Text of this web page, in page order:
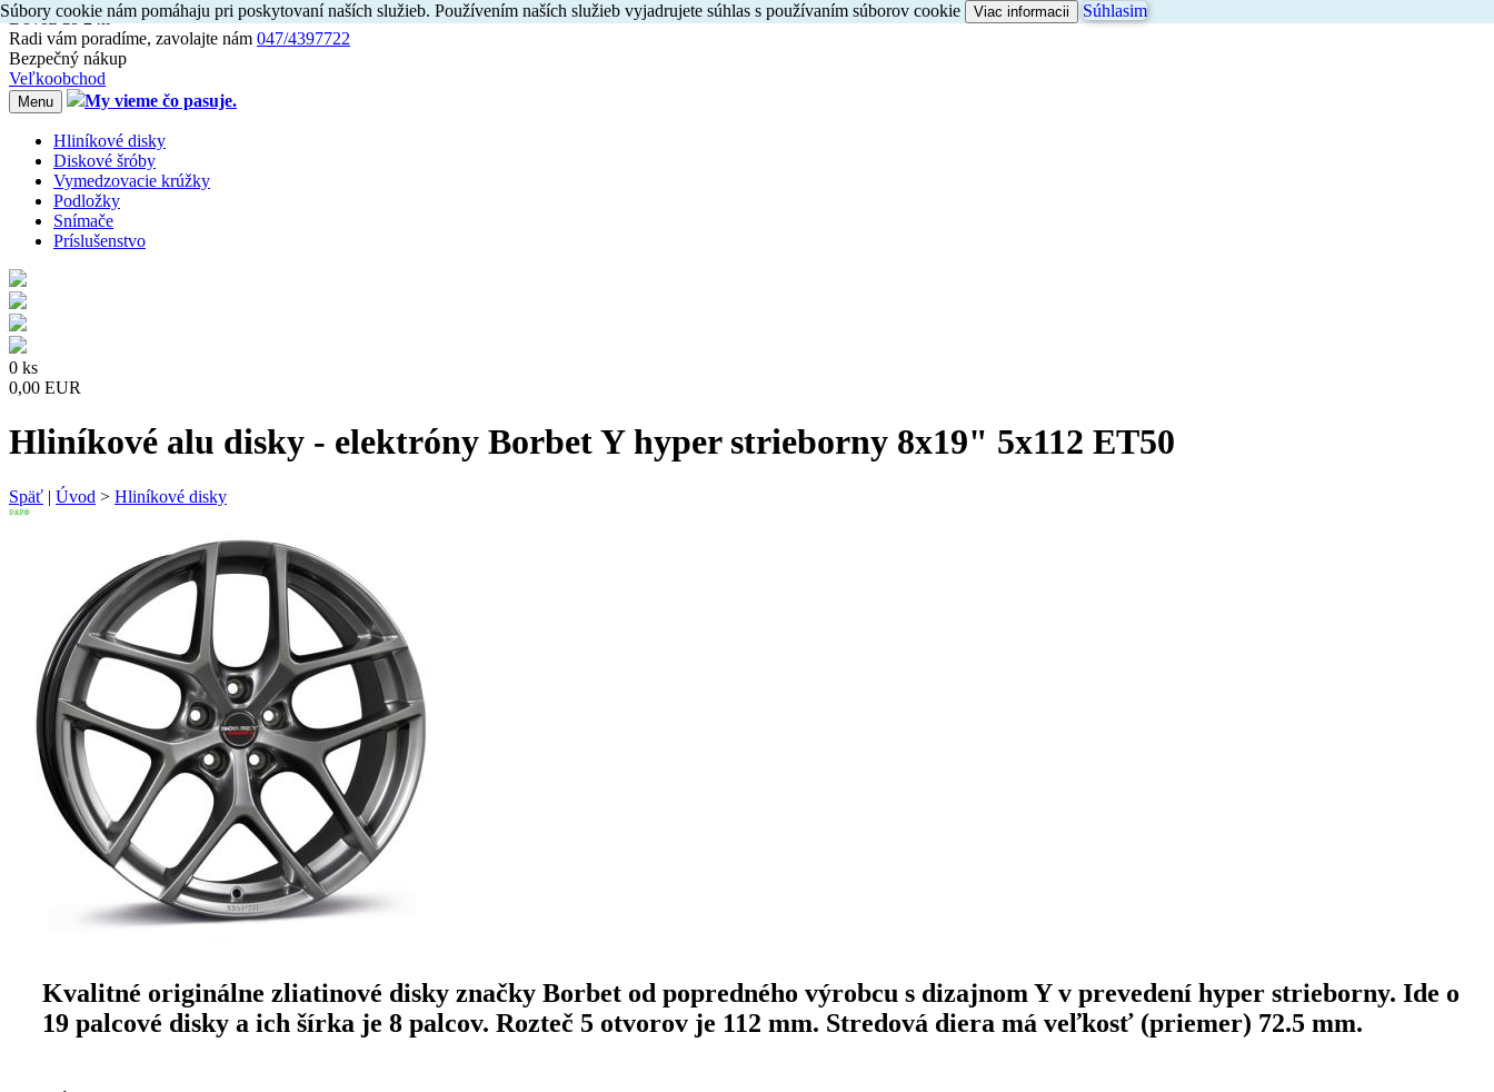
Dovoz do 24h
Radi vám poradíme, zavolajte nám 047/4397722
Bezpečný nákup
Veľkoobchod
Menu My vieme čo pasuje.
Hliníkové disky
Diskové šróby
Vymedzovacie krúžky
Podložky
Snímače
Príslušenstvo
0 ks
0,00 EUR
Hliníkové alu disky - elektróny Borbet Y hyper strieborny 8x19" 5x112 ET50
Späť | Úvod > Hliníkové disky
Kvalitné originálne zliatinové disky značky Borbet od popredného výrobcu s dizajnom Y v prevedení hyper strieborny. Ide o
19 palcové disky a ich šírka je 8 palcov. Rozteč 5 otvorov je 112 mm. Stredová diera má veľkosť (priemer) 72.5 mm.
Súbory cookie nám pomáhaju pri poskytovaní naších služieb. Používením naších služieb vyjadrujete súhlas s používaním súborov cookie Viac informacii Súhlasim